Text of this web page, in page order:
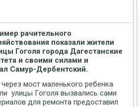
рачительного
показали жители
Гоголя города Дагестанские
и своими силами и
Самур-Дербентский.
мост маленького ребенка
улицы Гоголя вызвались сами
для ремонта предоставил